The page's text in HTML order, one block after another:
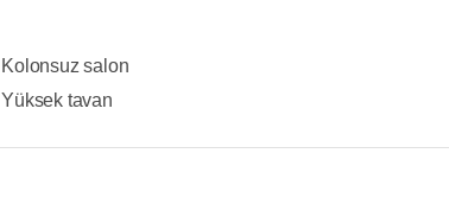
Kolonsuz salon
Yüksek tavan